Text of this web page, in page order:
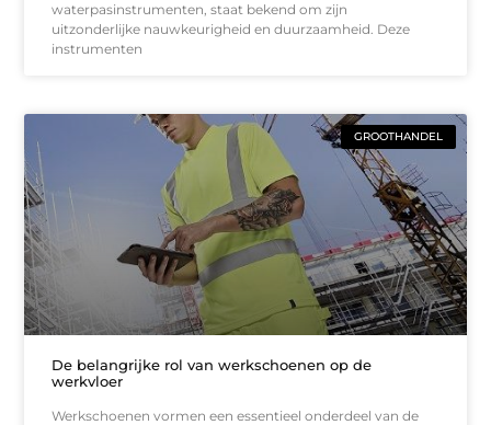
waterpasinstrumenten, staat bekend om zijn
uitzonderlijke nauwkeurigheid en duurzaamheid. Deze
instrumenten
GROOTHANDEL
De belangrijke rol van werkschoenen op de
werkvloer
Werkschoenen vormen een essentieel onderdeel van de